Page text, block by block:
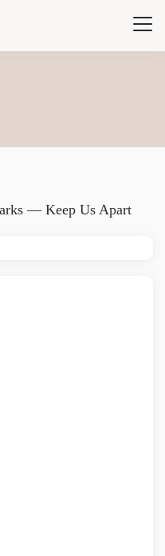
— Keep Us Apart